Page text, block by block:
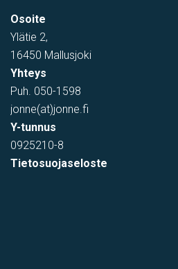
Osoite
Ylätie 2,
16450 Mallusjoki
Yhteys
Puh. 050-1598
jonne(at)jonne.fi
Y-tunnus
0925210-8
Tietosuojaseloste